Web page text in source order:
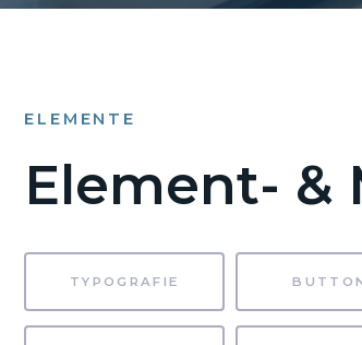
ELEMENTE
Element- &
TYPOGRAFIE